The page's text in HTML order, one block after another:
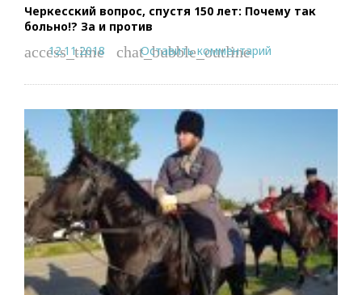
Черкесский вопрос, спустя 150 лет: Почему так
больно!? За и против
access_time
12.11.2018 chat_bubble_outline
Оставить комментарий